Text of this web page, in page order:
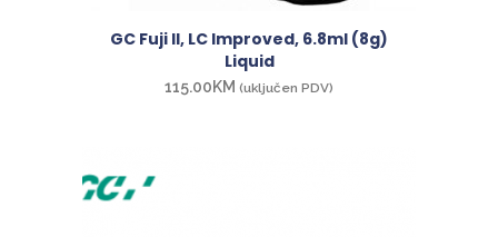
GC Fuji II, LC Improved, 6.8ml (8g)
Liquid
115.00KM (uključen PDV)